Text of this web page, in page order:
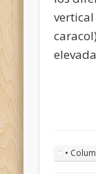
vertical
•